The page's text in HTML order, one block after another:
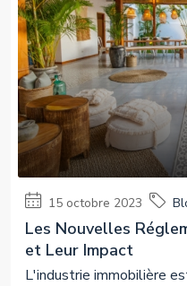
15 octobre 2023
Les Nouvelles
et Leur Impact
L'industrie immobilière